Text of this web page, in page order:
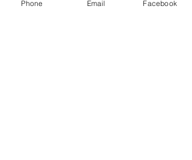
Phone Email Facebook